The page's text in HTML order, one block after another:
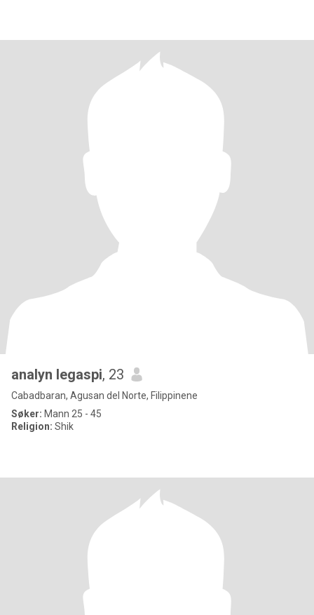
analyn legaspi, 23
Cabadbaran, Agusan del Norte, Filippinene
Søker: Mann 25 - 45
Religion: Shik